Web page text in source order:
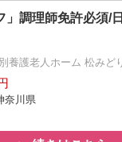
」調理師免許必須/
養護老人ホーム 松みど
奈川県